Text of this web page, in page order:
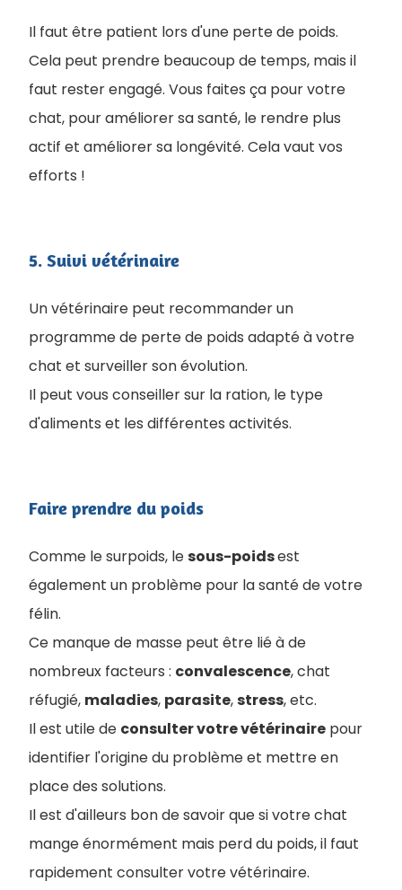
Il faut être patient lors d'une perte de poids.
Cela peut prendre beaucoup de temps, mais il
faut rester engagé. Vous faites ça pour votre
chat, pour améliorer sa santé, le rendre plus
actif et améliorer sa longévité. Cela vaut vos
efforts !
5. Suivi vétérinaire
Un vétérinaire peut recommander un
programme de perte de poids adapté à votre
chat et surveiller son évolution.
Il peut vous conseiller sur la ration, le type
d'aliments et les différentes activités.
Faire prendre du poids
Comme le surpoids, lesous-poidsest
également un problème pour la santé de votre
félin.
Ce manque de masse peut être lié à de
nombreux facteurs : convalescence, chat
réfugié, maladies, parasite,stress, etc.
Il est utile de consulter votre vétérinaire pour
identifier l'origine du problème et mettre en
place des solutions.
Il est d'ailleurs bon de savoir que si votre chat
mange énormément mais perd du poids, il faut
rapidement consulter votre vétérinaire.